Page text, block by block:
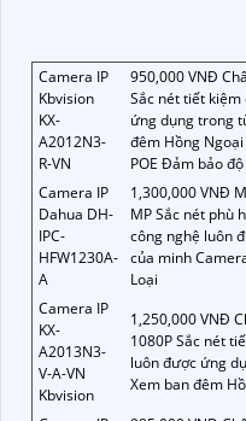
Camera IP
Kbvision
KX-
A2012N3-
R-VN
950,000 VNĐ
Sắc nét tiết kiệm
ứng dụng trong
đêm Hồng
POE Đảm bảo
Camera IP
Dahua DH-
IPC-
HFW1230A-
A
1,300,000 VNĐ
MP Sắc nét phù
công nghệ luôn
của minh
Loại
Camera IP
KX-
A2013N3-
V-A-VN
Kbvision
1,250,000 VNĐ
1080P Sắc nét
luôn được ứng
Xem ban đêm